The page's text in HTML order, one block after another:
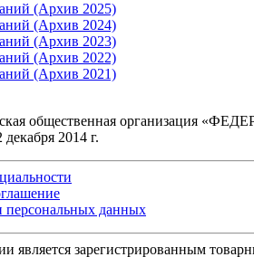
(Архив 2025)
(Архив 2024)
(Архив 2023)
(Архив 2022)
(Архив 2021)
общественная организация
2014 г.
персональных данных
является зарегистрированным